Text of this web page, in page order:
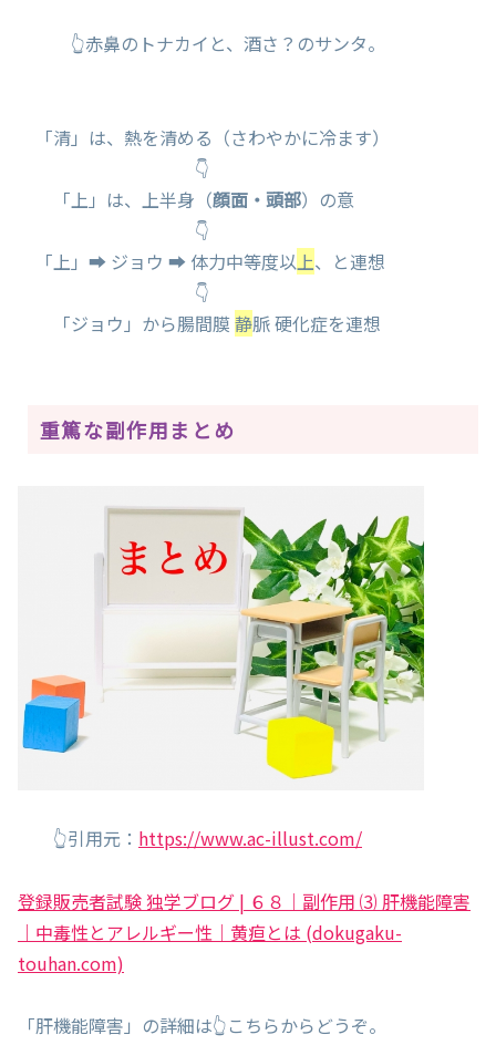
👆赤鼻のトナカイと、酒さ？のサンタ。
「清」は、熱を清める（さわやかに冷ます）
👇
「上」は、上半身（顔面・頭部）の意
👇
「上」➡ ジョウ ➡ 体力中等度以上、と連想
👇
「ジョウ」から腸間膜静脈 硬化症を連想
重篤な副作用まとめ
👆引用元： https://www.ac-illust.com/
登録販売者試験 独学ブログ | ６８｜副作用 ⑶ 肝機能障害
｜中毒性とアレルギー性｜黄疸とは (dokugaku-
touhan.com)
「肝機能障害」の詳細は👆こちらからどうぞ。